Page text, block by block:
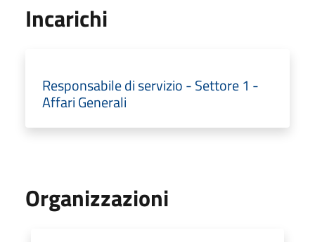
Incarichi
Responsabile di servizio - Settore 1 -
Affari Generali
Organizzazioni